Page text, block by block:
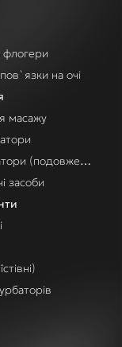
флогери
на очі
масажу
(подовження
засоби